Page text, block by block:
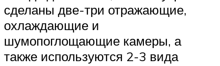
сделаны две-три отражающие,
охлаждающие и
шумопоглощающие камеры, а
также используются 2-3 вида